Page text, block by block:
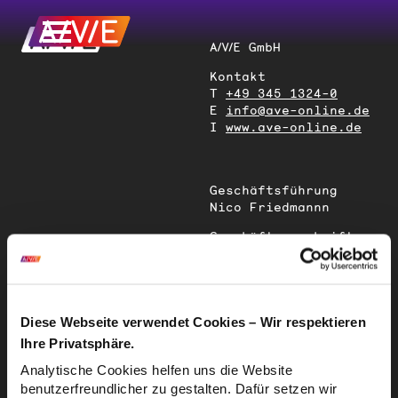
Diese Webseite verwendet Cookies – Wir respektieren
Ihre Privatsphäre.
Analytische Cookies helfen uns die Website
benutzerfreundlicher zu gestalten. Dafür setzen wir
A/V/E GmbH
Kontakt
T +49 345 1324-0
E info@ave-online.de
I www.ave-online.de
Geschäftsführung
Nico Friedmannn
Geschäftsanschrift
Magdeburger Straße
Sitz der
Gesellschaft